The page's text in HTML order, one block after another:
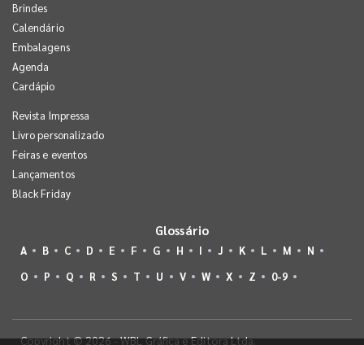
Brindes
Calendário
Embalagens
Agenda
Cardápio
Revista Impressa
Livro personalizado
Feiras e eventos
Lançamentos
Black Friday
Glossário
A B C D E F G H I J K L M
N
O
P Q R S T U V W X Z 0-9
Copyright © 2026 - WBL Gráfica e Editora Ltda.